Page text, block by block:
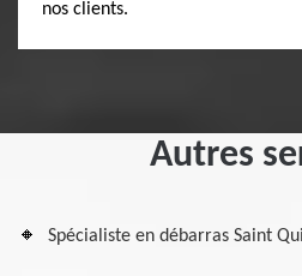
nos clients.
Autres
Spécialiste en débarras Saint